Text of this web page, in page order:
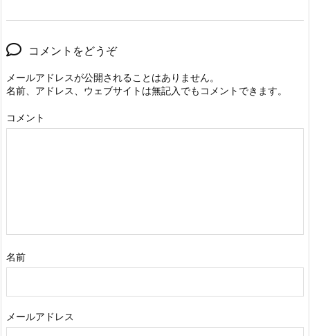
コメントをどうぞ
メールアドレスが公開されることはありません。
名前、アドレス、ウェブサイトは無記入でもコメントできます。
コメント
名前
メールアドレス